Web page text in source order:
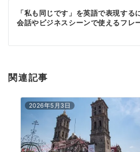
ン
「私も同じです」を英語で表現する
会話やビジネスシーンで使えるフレ
関連記事
2026年5月3日